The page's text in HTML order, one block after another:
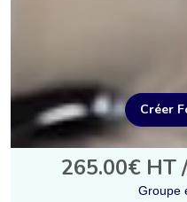
Créer
265.00€ HT
Groupe